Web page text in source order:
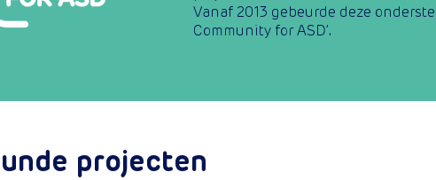
Vanaf 2013 gebeurde deze
Community for ASD’.
projecten